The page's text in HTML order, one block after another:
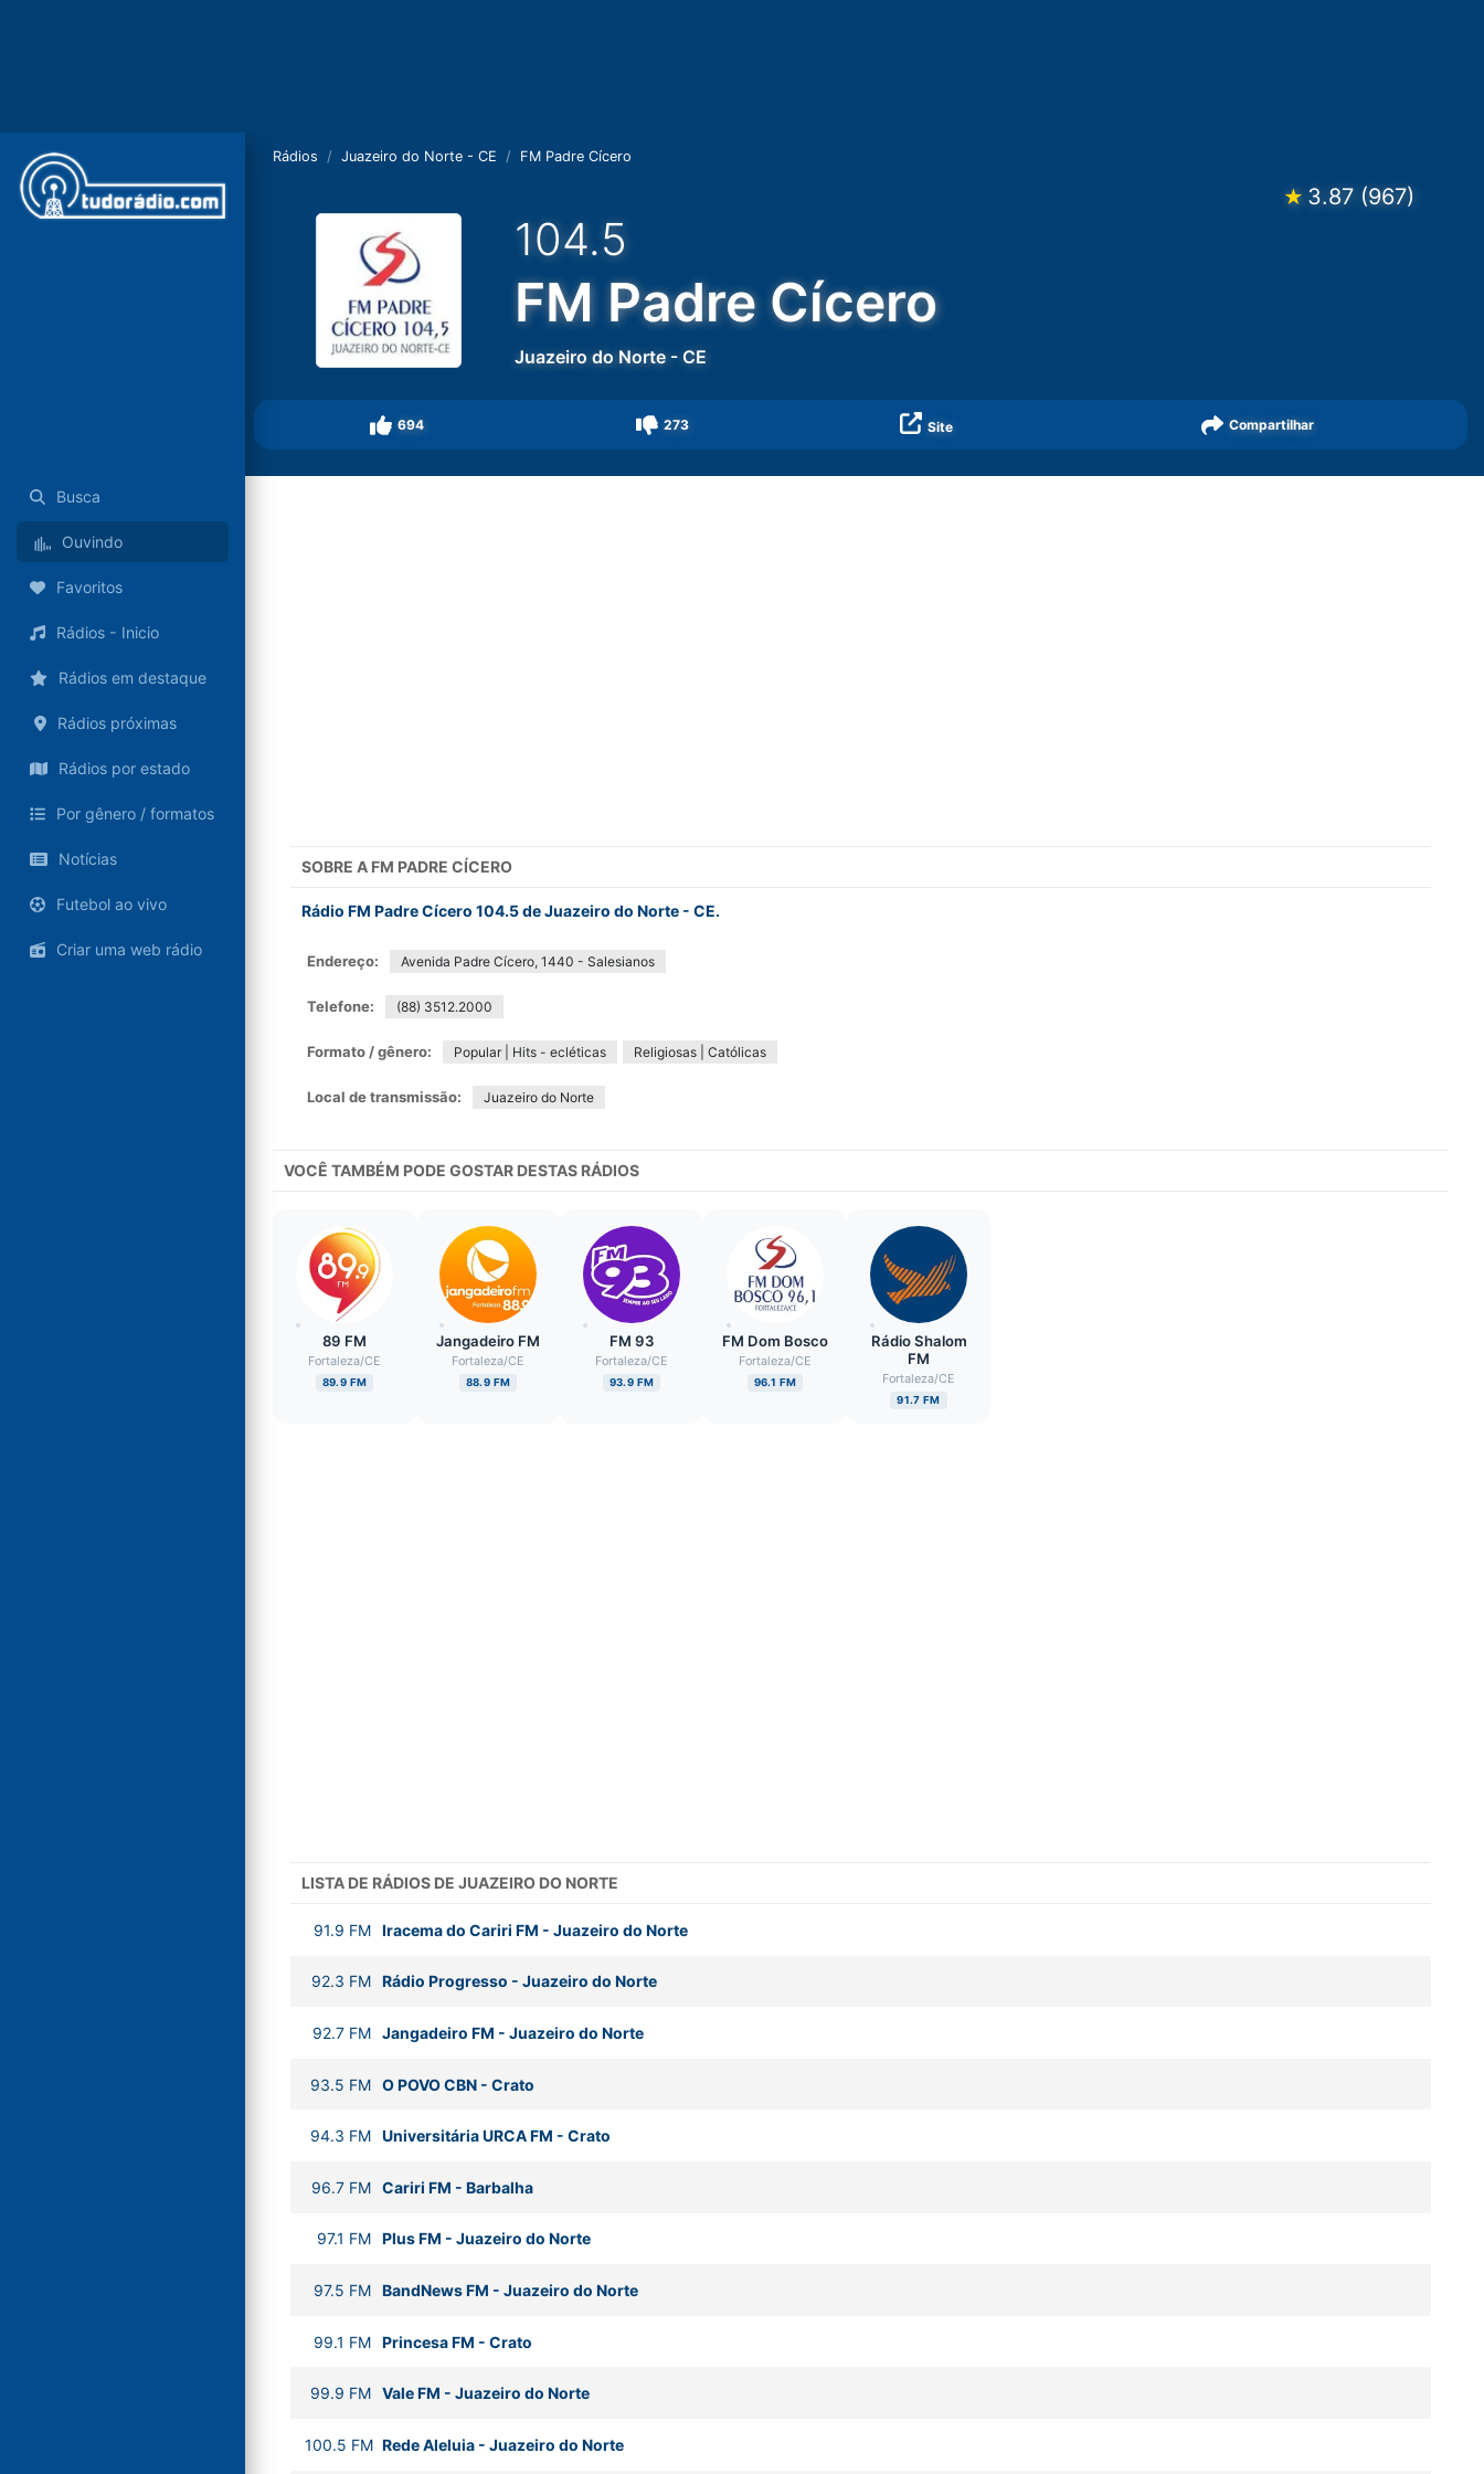
Busca
Ouvindo
Favoritos
Rádios - Inicio
Rádios em destaque
Rádios próximas
Rádios por estado
Por gênero / formatos
Notícias
Futebol ao vivo
Criar uma web rádio
Rádios Juazeiro do Norte - CE FM Padre Cícero
★ 3.87 (967)
104.5
FM Padre Cícero
Juazeiro do Norte -CE
694 273 Site Compartilhar
SOBRE A FM PADRE CÍCERO
Rádio FM Padre Cícero 104.5 de Juazeiro do Norte - CE.
Endereço: Avenida Padre Cícero, 1440 - Salesianos
Telefone: (88) 3512.2000
Formato / gênero: Popular | Hits - ecléticas Religiosas | Católicas
Local de transmissão: Juazeiro do Norte
VOCÊ TAMBÉM PODE GOSTAR DESTAS RÁDIOS
89 FM
Fortaleza/CE
89.9 FM
Jangadeiro FM
Fortaleza/CE
88.9 FM
FM 93
Fortaleza/CE
93.9 FM
FM Dom Bosco
Fortaleza/CE
96.1 FM
Rádio Shalom
FM
Fortaleza/CE
91.7 FM
LISTA DE RÁDIOS DE JUAZEIRO DO NORTE
91.9 FM Iracema do Cariri FM - Juazeiro do Norte
92.3 FM Rádio Progresso - Juazeiro do Norte
92.7 FM Jangadeiro FM - Juazeiro do Norte
93.5 FM O POVO CBN- Crato
94.3 FM Universitária URCA FM - Crato
96.7 FM Cariri FM - Barbalha
97.1 FM Plus FM - Juazeiro do Norte
97.5 FM BandNews FM - Juazeiro do Norte
99.1 FM Princesa FM - Crato
99.9 FM Vale FM - Juazeiro do Norte
100.5 FM Rede Aleluia- Juazeiro do Norte